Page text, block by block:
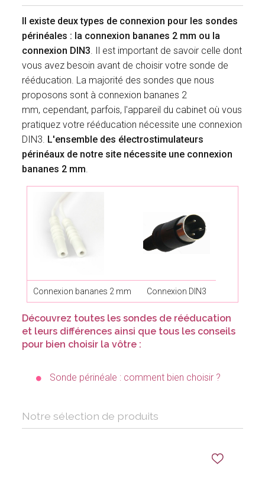
Il existe deux types de connexion pour les sondes
périnéales : la connexion bananes 2 mm ou la
connexion DIN3. Il est important de savoir celle dont
vous avez besoin avant de choisir votre sonde de
rééducation. La majorité des sondes que nous
proposons sont à connexion bananes 2
mm, cependant, parfois, l'appareil du cabinet où vous
pratiquez votre rééducation nécessite une connexion
DIN3. L'ensemble des électrostimulateurs
périnéaux de notre site nécessite une connexion
bananes 2 mm.
Connexion bananes 2 mm Connexion DIN3
Découvrez toutes les sondes de rééducation
et leurs différences ainsi que tous les conseils
pour bien choisir la vôtre :
Sonde périnéale : comment bien choisir ?
Notre sélection de produits